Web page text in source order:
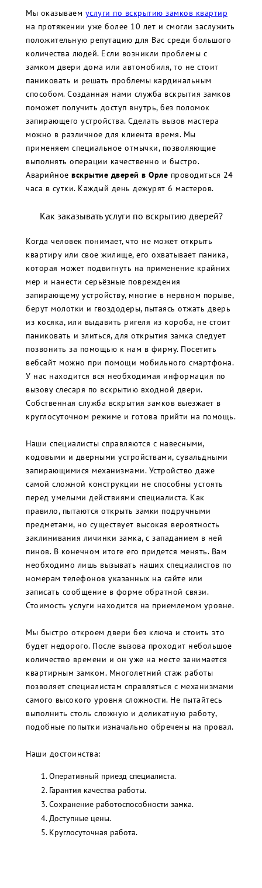
Мы оказываем услуги по вскрытию замков квартир
на протяжении уже более 10 лет и смогли заслужить
положительную репутацию для Вас среди большого
количества людей. Если возникли проблемы с
замком двери дома или автомобиля, то не стоит
паниковать и решать проблемы кардинальным
способом. Созданная нами служба вскрытия замков
поможет получить доступ внутрь, без поломок
запирающего устройства. Сделать вызов мастера
можно в различное для клиента время. Мы
применяем специальное отмычки, позволяющие
выполнять операции качественно и быстро.
Аварийное вскрытие дверей в Орле проводиться 24
часа в сутки. Каждый день дежурят 6 мастеров.
Как заказывать услуги по вскрытию дверей?
Когда человек понимает, что не может открыть
квартиру или свое жилище, его охватывает паника,
которая может подвигнуть на применение крайних
мер и нанести серьёзные повреждения
запирающему устройству, многие в нервном порыве,
берут молотки и гвоздодеры, пытаясь отжать дверь
из косяка, или выдавить ригеля из короба, не стоит
паниковать и злиться, для открытия замка следует
позвонить за помощью к нам в фирму. Посетить
вебсайт можно при помощи мобильного смартфона.
У нас находится вся необходимая информация по
вызову слесаря по вскрытию входной двери.
Собственная служба вскрытия замков выезжает в
круглосуточном режиме и готова прийти на помощь.
Наши специалисты справляются с навесными,
кодовыми и дверными устройствами, сувальдными
запирающимися механизмами. Устройство даже
самой сложной конструкции не способны устоять
перед умелыми действиями специалиста. Как
правило, пытаются открыть замки подручными
предметами, но существует высокая вероятность
заклинивания личинки замка, с западанием в ней
пинов. В конечном итоге его придется менять. Вам
необходимо лишь вызывать наших специалистов по
номерам телефонов указанных на сайте или
записать сообщение в форме обратной связи.
Стоимость услуги находится на приемлемом уровне.
Мы быстро откроем двери без ключа и стоить это
будет недорого. После вызова проходит небольшое
количество времени и он уже на месте занимается
квартирным замком. Многолетний стаж работы
позволяет специалистам справляться с механизмами
самого высокого уровня сложности. Не пытайтесь
выполнить столь сложную и деликатную работу,
подобные попытки изначально обречены на провал.
Наши достоинства:
Оперативный приезд специалиста.
Гарантия качества работы.
Сохранение работоспособности замка.
Доступные цены.
Круглосуточная работа.